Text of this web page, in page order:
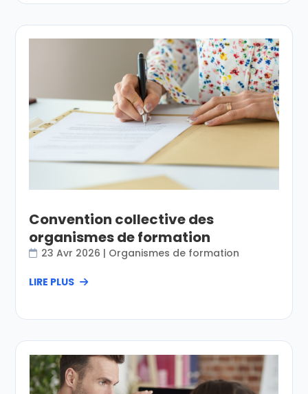
Convention collective des
organismes de formation
23 Avr 2026 | Organismes de formation
LIRE PLUS